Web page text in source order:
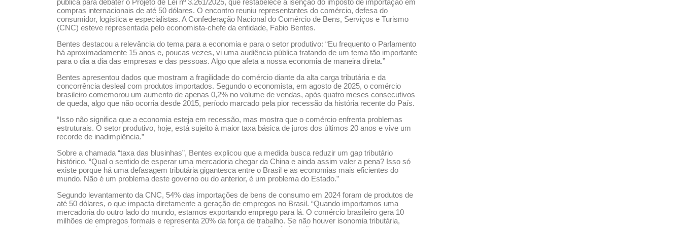
pública para debater o Projeto de Lei nº 3.261/2025, que restabelece a isenção do imposto de importação em
compras internacionais de até 50 dólares. O encontro reuniu representantes do comércio, defesa do
consumidor, logística e especialistas. A Confederação Nacional do Comércio de Bens, Serviços e Turismo
(CNC) esteve representada pelo economista-chefe da entidade, Fabio Bentes.
Bentes destacou a relevância do tema para a economia e para o setor produtivo: “Eu frequento o Parlamento
há aproximadamente 15 anos e, poucas vezes, vi uma audiência pública tratando de um tema tão importante
para o dia a dia das empresas e das pessoas. Algo que afeta a nossa economia de maneira direta.”
Bentes apresentou dados que mostram a fragilidade do comércio diante da alta carga tributária e da
concorrência desleal com produtos importados. Segundo o economista, em agosto de 2025, o comércio
brasileiro comemorou um aumento de apenas 0,2% no volume de vendas, após quatro meses consecutivos
de queda, algo que não ocorria desde 2015, período marcado pela pior recessão da história recente do País.
“Isso não significa que a economia esteja em recessão, mas mostra que o comércio enfrenta problemas
estruturais. O setor produtivo, hoje, está sujeito à maior taxa básica de juros dos últimos 20 anos e vive um
recorde de inadimplência.”
Sobre a chamada “taxa das blusinhas”, Bentes explicou que a medida busca reduzir um gap tributário
histórico. “Qual o sentido de esperar uma mercadoria chegar da China e ainda assim valer a pena? Isso só
existe porque há uma defasagem tributária gigantesca entre o Brasil e as economias mais eficientes do
mundo. Não é um problema deste governo ou do anterior, é um problema do Estado.”
Segundo levantamento da CNC, 54% das importações de bens de consumo em 2024 foram de produtos de
até 50 dólares, o que impacta diretamente a geração de empregos no Brasil. “Quando importamos uma
mercadoria do outro lado do mundo, estamos exportando emprego para lá. O comércio brasileiro gera 10
milhões de empregos formais e representa 20% da força de trabalho. Se não houver isonomia tributária,